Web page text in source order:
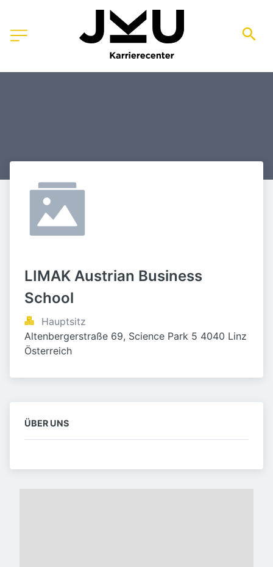
LIMAK Austrian Business
School
Hauptsitz
Altenbergerstraße 69, Science Park 5 4040 Linz
Österreich
ÜBER UNS